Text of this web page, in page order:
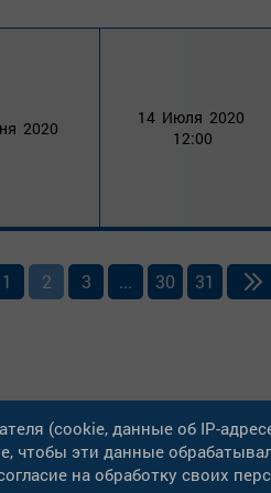
2020
14 Июля 2020
12:00
1 2 3 ... 30 31
Карта сайта
(cookie, данные об IP-
чтобы эти данные
на обработку своих